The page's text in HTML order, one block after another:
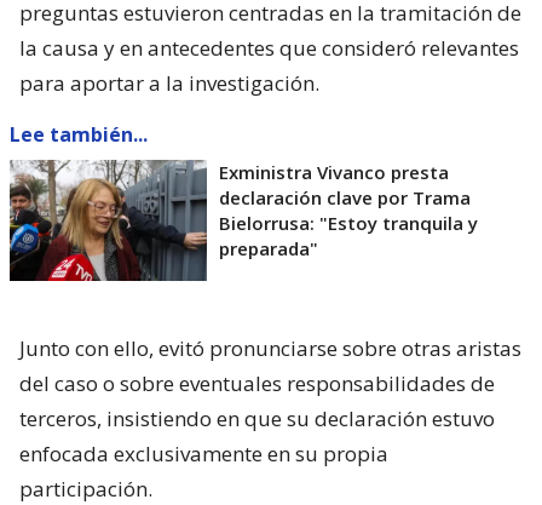
preguntas estuvieron centradas en la tramitación de
la causa y en antecedentes que consideró relevantes
para aportar a la investigación.
Lee también...
Exministra Vivanco presta
declaración clave por Trama
Bielorrusa: "Estoy tranquila y
preparada"
Junto con ello, evitó pronunciarse sobre otras aristas
del caso o sobre eventuales responsabilidades de
terceros, insistiendo en que su declaración estuvo
enfocada exclusivamente en su propia
participación.